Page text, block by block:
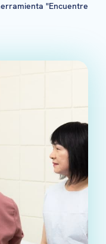
"Encuentre